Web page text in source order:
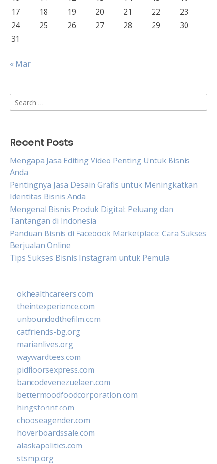
17
18 19 20 21 22
23
24
25 26 27 28 29
30
31
« Mar
Search
for:
Recent Posts
Mengapa Jasa Editing Video Penting Untuk Bisnis
Anda
Pentingnya Jasa Desain Grafis untuk Meningkatkan
Identitas Bisnis Anda
Mengenal Bisnis Produk Digital: Peluang dan
Tantangan di Indonesia
Panduan Bisnis di Facebook Marketplace: Cara Sukses
Berjualan Online
Tips Sukses Bisnis Instagram untuk Pemula
okhealthcareers.com
theintexperience.com
unboundedthefilm.com
catfriends-bg.org
marianlives.org
waywardtees.com
pidfloorsexpress.com
bancodevenezuelaen.com
bettermoodfoodcorporation.com
hingstonnt.com
chooseagender.com
hoverboardssale.com
alaskapolitics.com
stsmp.org